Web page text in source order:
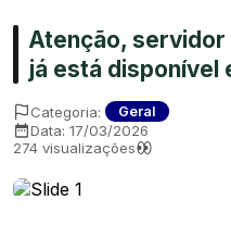
Atenção, servidor
já está disponível
Categoria: Geral
Data: 17/03/2026
274 visualizações